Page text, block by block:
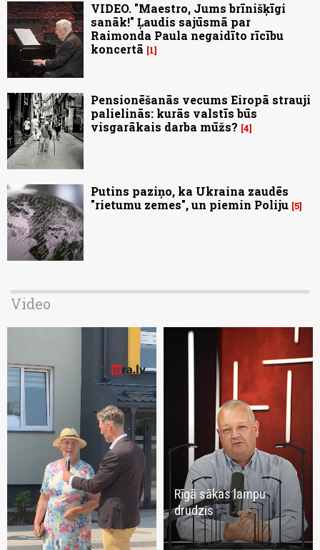
VIDEO. "Maestro, Jums brīnišķīgi
sanāk!" Ļaudis sajūsmā par
Raimonda Paula negaidīto rīcību
koncertā
1
Pensionēšanās vecums Eiropā strauji
palielinās: kurās valstīs būs
visgarākais darba mūžs? 4
Putins paziņo, ka Ukraina zaudēs
"rietumu zemes", un piemin Poliju 5
Video
Rīgā sākas lampu
drudzis